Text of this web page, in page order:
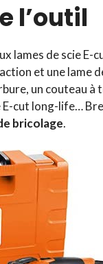
l’outil
lames de scie E-
et une lame
un couteau
cut long-life…
bricolage.